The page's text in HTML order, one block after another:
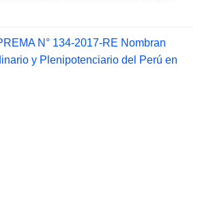
N° 134-2017-RE Nombran
y Plenipotenciario del Perú en